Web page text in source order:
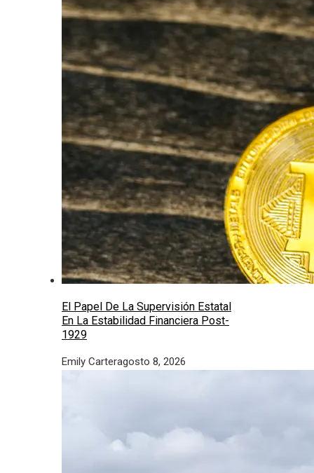
El Papel De La Supervisión Estatal
En La Estabilidad Financiera Post-
1929
Emily Carteragosto 8, 2026